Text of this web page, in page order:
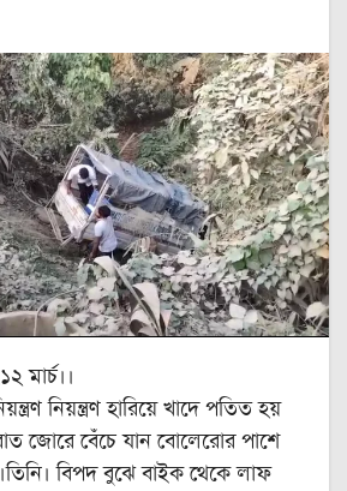
মার্চ।।
হারিয়ে খাদে পতিত হয়
জোরে বেঁচে যান বোলেরোর পাশে
বিপদ বুঝে বাইক থেকে লাফ